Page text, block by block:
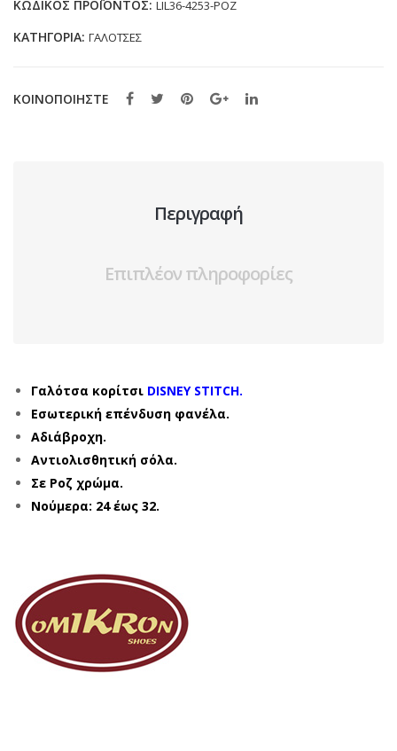
32)
ΚΩΔΙΚΌΣ ΠΡΟΪΌΝΤΟΣ: LIL36-4253-ΡΟΖ
ΚΑΤΗΓΟΡΊΑ: ΓΑΛΟΤΣΕΣ
ΚΟΙΝΟΠΟΙΗΣΤΕ
Περιγραφή
Επιπλέον πληροφορίες
Γαλότσα κορίτσι DISNEY STITCH.
Εσωτερική επένδυση φανέλα.
Αδιάβροχη.
Αντιολισθητική σόλα.
Σε Ροζ χρώμα.
Νούμερα: 24 έως 32.